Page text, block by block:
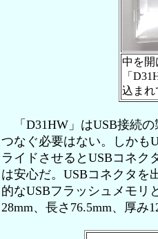
中を開
「
込まれ
「D31HW」はUSB接続の
つなぐ必要はない。しかも
ライドさせるとUSBコネク
は安心だ。USBコネクタを
的なUSBフラッシュメモリ
28mm、長さ76.5mm、厚み